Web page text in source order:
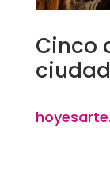
Cinco